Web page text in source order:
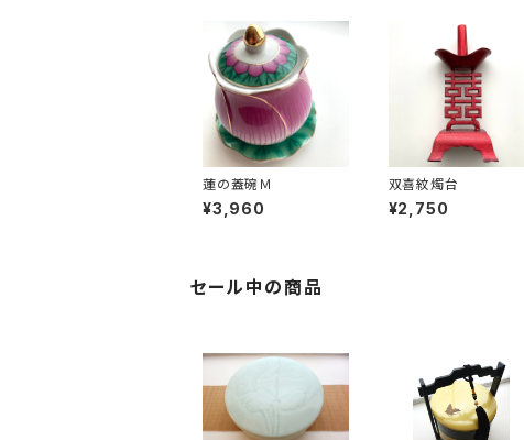
蓮の蓋碗Ｍ
¥3,960
双喜紋燭台
¥2,750
セール中の商品